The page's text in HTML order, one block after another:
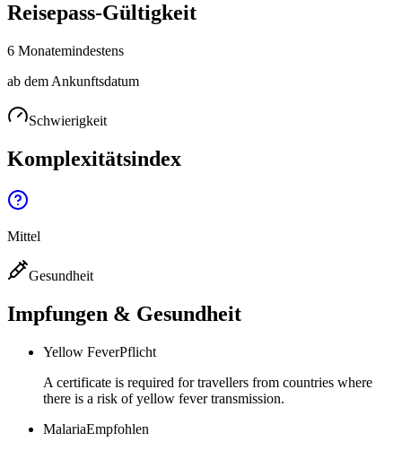
Reisepass-Gültigkeit
6 Monatemindestens
ab dem Ankunftsdatum
Schwierigkeit
Komplexitätsindex
Mittel
Gesundheit
Impfungen & Gesundheit
Yellow FeverPflicht
A certificate is required for travellers from countries where
there is a risk of yellow fever transmission.
MalariaEmpfohlen